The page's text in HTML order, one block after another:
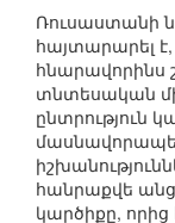
Ռուսաստանի
հայտարարել
հնարավորինս
տնտեսական
ընտրություն
հանրաքվե
կարծիքը,